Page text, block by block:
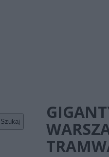
Szukaj